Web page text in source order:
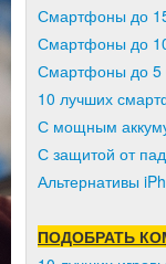
Смартфоны до
Смартфоны до
Смартфоны до 5
10 лучших
С мощным
С защитой от
Альтернативы
ПОДОБРАТЬ